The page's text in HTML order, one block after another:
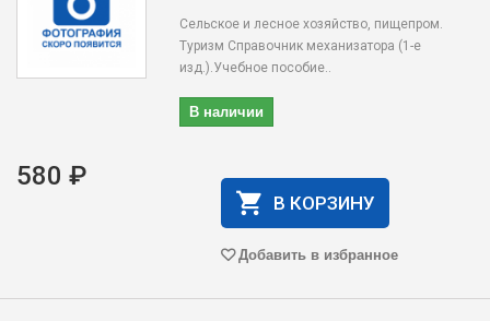
Сельское и лесное хозяйство, пищепром.
Туризм Справочник механизатора (1-е
изд.).Учебное пособие..
В наличии
580 ₽
В КОРЗИНУ
Добавить в избранное